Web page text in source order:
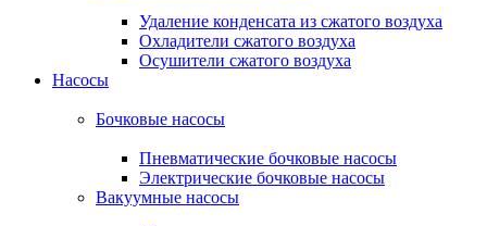
Удаление конденсата из сжатого воздуха
Охладители сжатого воздуха
Осушители сжатого воздуха
Насосы
Бочковые насосы
Пневматические бочковые насосы
Электрические бочковые насосы
Вакуумные насосы